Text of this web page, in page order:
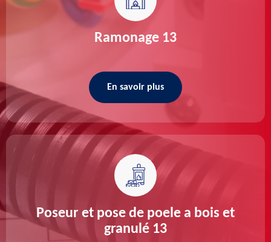
Ramonage 13
En savoir plus
Poseur et pose de poele a bois et
granulé 13